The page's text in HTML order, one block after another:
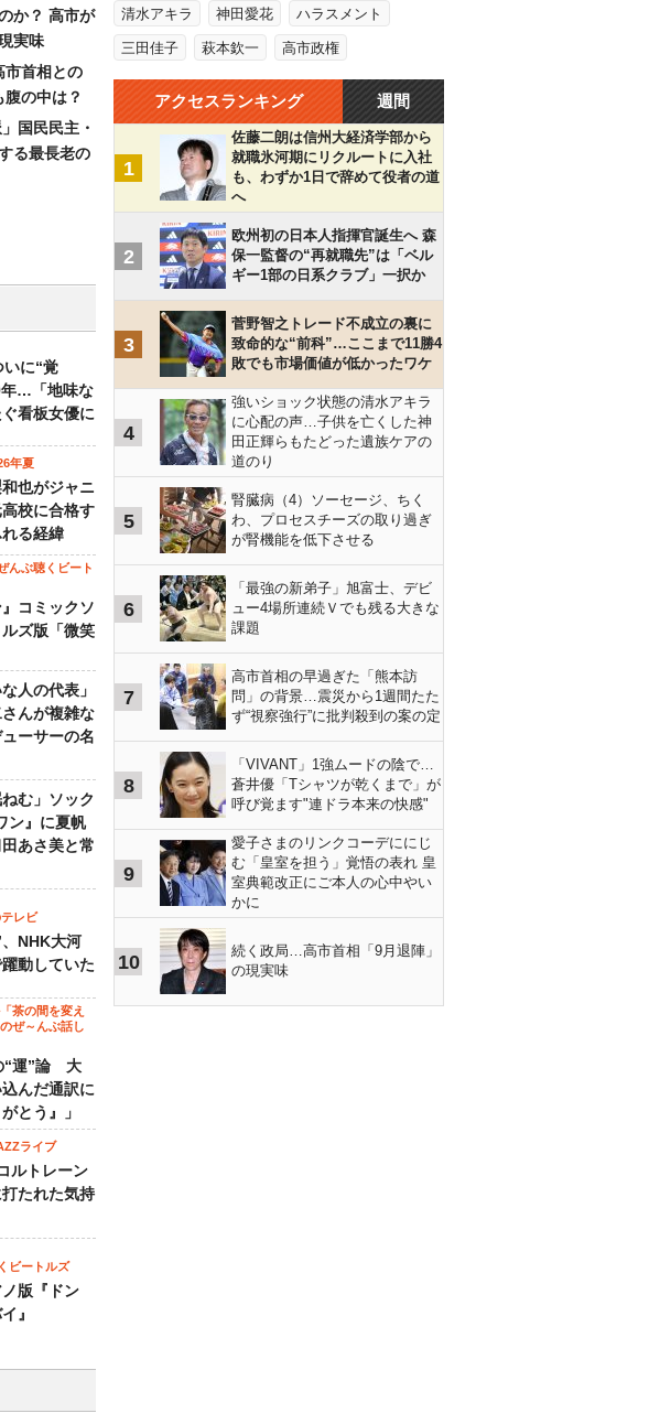
か？ 高市が
実味
市首相との
の中は？
国民民主・
る最長老の
に“覚
年…「地味な
看板女優に
年夏
也がジャニ
校に合格す
る経緯
んぶ聴くビート
』コミックソ
ズ版「微笑
人の代表」
んが複雑な
ーサーの名
む」ソック
ン』に夏帆
あさ美と常
レビ
NHK大河
動していた
茶の間を変え
ぜ～んぶ話し
“運”論 大
んだ通訳に
とう』」
ライブ
ルトレーン
たれた気持
ビートルズ
版『ドン
』
清水アキラ 神田愛花 ハラスメント
三田佳子 萩本欽一 高市政権
アクセスランキング 週間
1
佐藤二朗は信州大経済学部から
就職氷河期にリクルートに入社
も、わずか1日で辞めて役者の道
へ
2
欧州初の日本人指揮官誕生へ 森
保一監督の“再就職先”は「ベル
ギー1部の日系クラブ」一択か
3
菅野智之トレード不成立の裏に
致命的な“前科”…ここまで11勝4
敗でも市場価値が低かったワケ
4
強いショック状態の清水アキラ
に心配の声…子供を亡くした神
田正輝らもたどった遺族ケアの
道のり
5
腎臓病（4）ソーセージ、ちく
わ、プロセスチーズの取り過ぎ
が腎機能を低下させる
6
「最強の新弟子」旭富士、デビ
ュー4場所連続Ｖでも残る大きな
課題
7
高市首相の早過ぎた「熊本訪
問」の背景…震災から1週間たた
ず“視察強行”に批判殺到の案の定
8
「VIVANT」1強ムードの陰で…
蒼井優「Tシャツが乾くまで」が
呼び覚ます"連ドラ本来の快感"
9
愛子さまのリンクコーデににじ
む「皇室を担う」覚悟の表れ 皇
室典範改正にご本人の心中やい
かに
10
続く政局…高市首相「9月退陣」
の現実味